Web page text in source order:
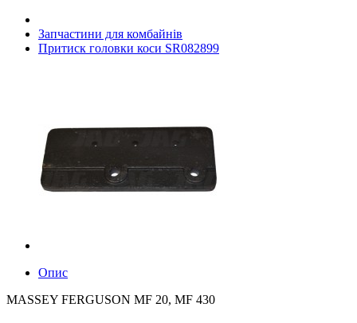
Запчастини для комбайнів
Притиск головки коси SR082899
Опис
MASSEY FERGUSON MF 20, MF 430